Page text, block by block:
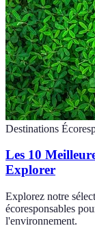
Destinations
Les 10
Explorer
Explorez notre
écoresponsables
l'environnement.